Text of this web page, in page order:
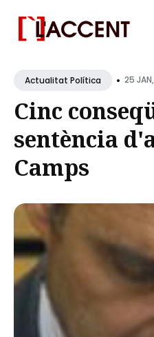
for
Blog
Actualitat Política • 25
Cinc
sentència
Camps